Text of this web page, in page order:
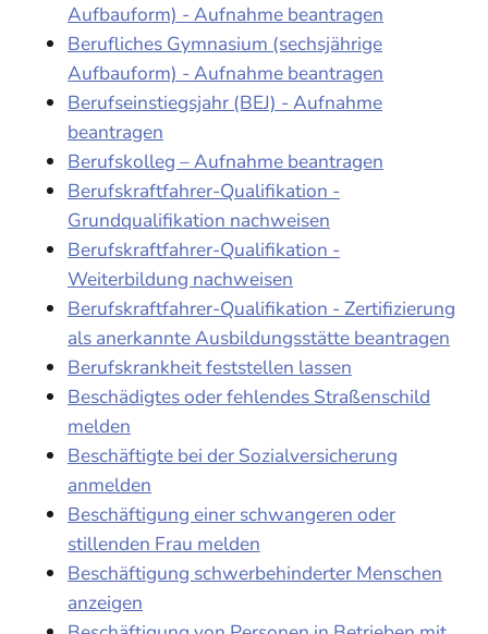
Aufbauform) - Aufnahme beantragen
Berufliches Gymnasium (sechsjährige
Aufbauform) - Aufnahme beantragen
Berufseinstiegsjahr (BEJ) - Aufnahme
beantragen
Berufskolleg – Aufnahme beantragen
Berufskraftfahrer-Qualifikation -
Grundqualifikation nachweisen
Berufskraftfahrer-Qualifikation -
Weiterbildung nachweisen
Berufskraftfahrer-Qualifikation - Zertifizierung
als anerkannte Ausbildungsstätte beantragen
Berufskrankheit feststellen lassen
Beschädigtes oder fehlendes Straßenschild
melden
Beschäftigte bei der Sozialversicherung
anmelden
Beschäftigung einer schwangeren oder
stillenden Frau melden
Beschäftigung schwerbehinderter Menschen
anzeigen